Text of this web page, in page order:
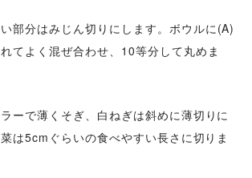
部分はみじん切りにします。ボウルに(A)
てよく混ぜ合わせ、10等分して丸めま
ーで薄くそぎ、白ねぎは斜めに薄切りに
は5cmぐらいの食べやすい長さに切りま